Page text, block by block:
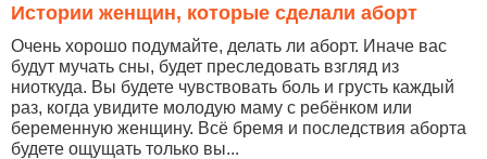
Истории женщин, которые сделали аборт
Очень хорошо подумайте, делать ли аборт. Иначе вас
будут мучать сны, будет преследовать взгляд из
ниоткуда. Вы будете чувствовать боль и грусть каждый
раз, когда увидите молодую маму с ребёнком или
беременную женщину. Всё бремя и последствия аборта
будете ощущать только вы...